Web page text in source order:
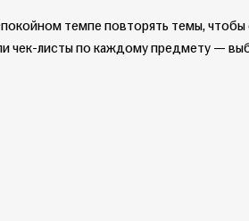
темпе повторять темы,
чек-листы по каждому предмету —